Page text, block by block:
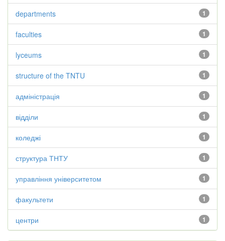
1
departments
1
faculties
1
lyceums
1
structure of the TNTU
1
адміністрація
1
відділи
1
коледжі
1
структура ТНТУ
1
управління університетом
1
факультети
1
центри